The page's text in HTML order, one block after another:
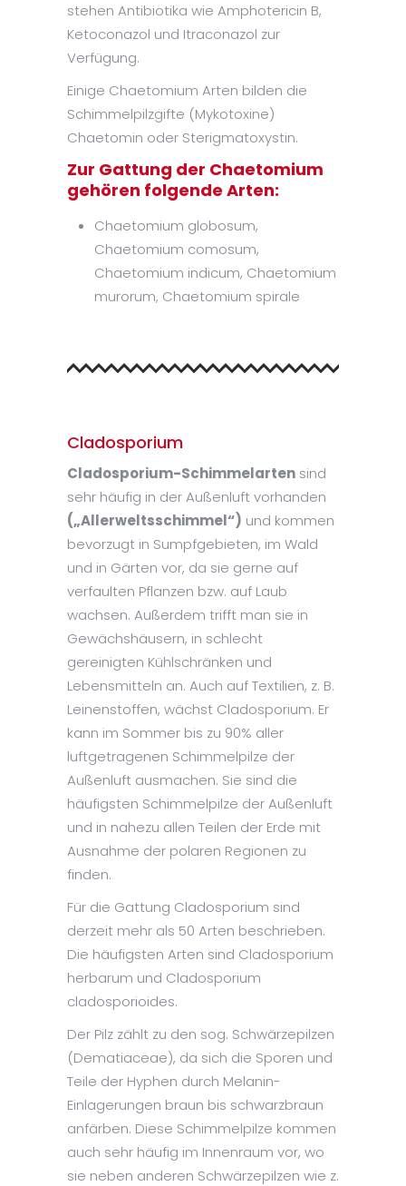
stehen Antibiotika wie Amphotericin B,
Ketoconazol und Itraconazol zur
Verfügung.
Einige Chaetomium Arten bilden die
Schimmelpilzgifte (Mykotoxine)
Chaetomin oder Sterigmatoxystin.
Zur Gattung der Chaetomium
gehören folgende Arten:
Chaetomium globosum,
Chaetomium comosum,
Chaetomium indicum, Chaetomium
murorum, Chaetomium spirale
Cladosporium
Cladosporium-Schimmelarten sind
sehr häufig in der Außenluft vorhanden
(„Allerweltsschimmel“) und kommen
bevorzugt in Sumpfgebieten, im Wald
und in Gärten vor, da sie gerne auf
verfaulten Pflanzen bzw. auf Laub
wachsen. Außerdem trifft man sie in
Gewächshäusern, in schlecht
gereinigten Kühlschränken und
Lebensmitteln an. Auch auf Textilien, z. B.
Leinenstoffen, wächst Cladosporium. Er
kann im Sommer bis zu 90% aller
luftgetragenen Schimmelpilze der
Außenluft ausmachen. Sie sind die
häufigsten Schimmelpilze der Außenluft
und in nahezu allen Teilen der Erde mit
Ausnahme der polaren Regionen zu
finden.
Für die Gattung Cladosporium sind
derzeit mehr als 50 Arten beschrieben.
Die häufigsten Arten sind Cladosporium
herbarum und Cladosporium
cladosporioides.
Der Pilz zählt zu den sog. Schwärzepilzen
(Dematiaceae), da sich die Sporen und
Teile der Hyphen durch Melanin-
Einlagerungen braun bis schwarzbraun
anfärben. Diese Schimmelpilze kommen
auch sehr häufig im Innenraum vor, wo
sie neben anderen Schwärzepilzen wie z.